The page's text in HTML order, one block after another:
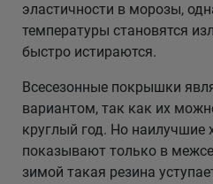
эластичности в морозы,
температуры становятся
быстро истираются.
Всесезонные покрышки
вариантом, так как их
круглый год. Но наилучшие
показывают только в
зимой такая резина